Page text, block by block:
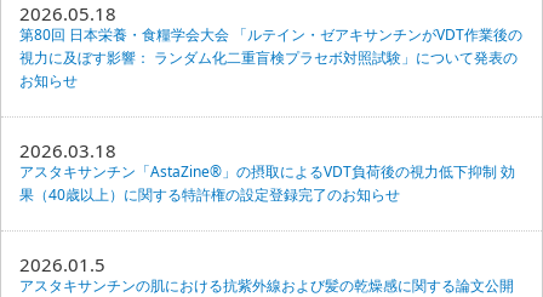
2026.05.18
第80回 日本栄養・食糧学会大会 「ルテイン・ゼアキサンチンがVDT作業後の
視力に及ぼす影響： ランダム化二重盲検プラセボ対照試験」について発表の
お知らせ
2026.03.18
アスタキサンチン「AstaZine®」の摂取によるVDT負荷後の視力低下抑制 効
果（40歳以上）に関する特許権の設定登録完了のお知らせ
2026.01.5
アスタキサンチンの肌における抗紫外線および髪の乾燥感に関する論文公開